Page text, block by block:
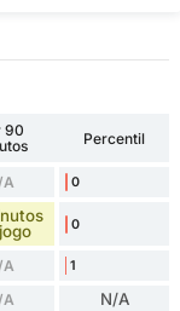
90
Percentil
A 0
0
A 1
A N/A